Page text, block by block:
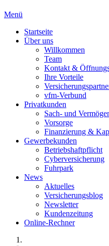
Menü
Startseite
Über uns
Willkommen
Team
Kontakt &
Ihre Vorteile
vfm-Verbund
Privatkunden
Sach- und
Vorsorge
Finanzierung &
Gewerbekunden
Betriebshaftpflicht
Cyberversicherung
Fuhrpark
News
Aktuelles
Versicherungsblog
Newsletter
Kundenzeitung
Online-Rechner